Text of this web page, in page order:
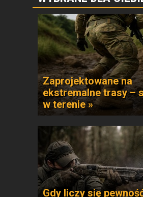
Zaprojektowane na
ekstremalne trasy –
w terenie »
Gdy liczy się